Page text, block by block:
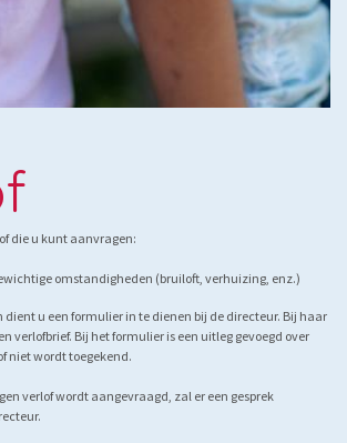
die u kunt aanvragen:
omstandigheden (bruiloft, verhuizing, enz.)
dient u een formulier in te dienen bij de directeur. Bij haar
verlofbrief. Bij het formulier is een uitleg gevoegd over
niet wordt toegekend.
verlof wordt aangevraagd, zal er een gesprek